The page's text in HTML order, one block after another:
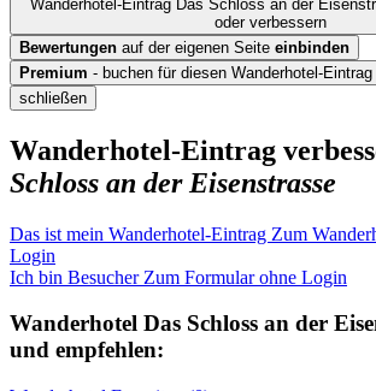
Wanderhotel-Eintrag Das Schloss an der
oder verbessern
Bewertungen auf der eigenen Seite einbinden
Premium - buchen für diesen Wanderhotel-Eintrag
schließen
Wanderhotel-Eintrag
Schloss an der Eisenstrasse
Das ist mein Wanderhotel-Eintrag Zum
Login
Ich bin Besucher Zum Formular ohne Login
Wanderhotel Das Schloss an der
und empfehlen: